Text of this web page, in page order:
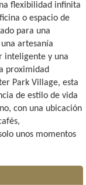
flexibilidad infinita
o espacio de
para una
artesanía
inteligente y una
proximidad
Park Village, esta
de estilo de vida
con una ubicación
unos momentos